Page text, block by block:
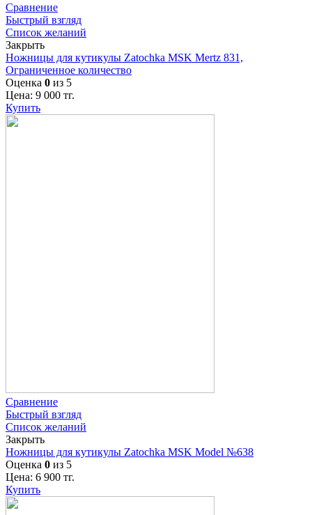
Сравнение
Быстрый взгляд
Список желаний
Закрыть
Ножницы для кутикулы Zatochka MSK Mertz 831,
Ограниченное количество
Оценка 0 из 5
Цена: 9 000 тг.
Купить
Сравнение
Быстрый взгляд
Список желаний
Закрыть
Ножницы для кутикулы Zatochka MSK Model №638
Оценка 0 из 5
Цена: 6 900 тг.
Купить